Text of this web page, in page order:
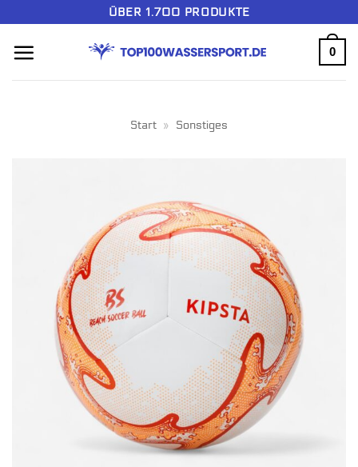
springen
ÜBER 1.700 PRODUKTE
0
Start » Sonstiges